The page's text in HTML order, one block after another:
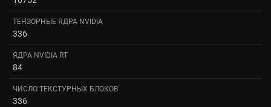
ТЕНЗОРНЫЕ ЯДРА NVIDIA
336
ЯДРА NVIDIA RT
84
ЧИСЛО ТЕКСТУРНЫХ БЛОКОВ
336